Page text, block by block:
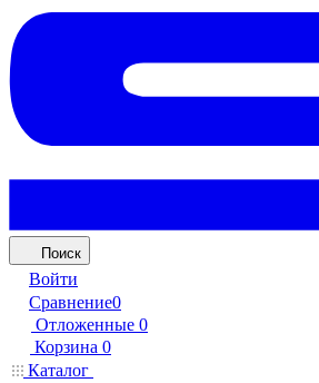
Поиск
Войти
Сравнение0
Отложенные 0
Корзина 0
Каталог